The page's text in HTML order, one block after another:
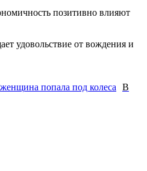
позитивно влияют
удовольствие от вождения и
В